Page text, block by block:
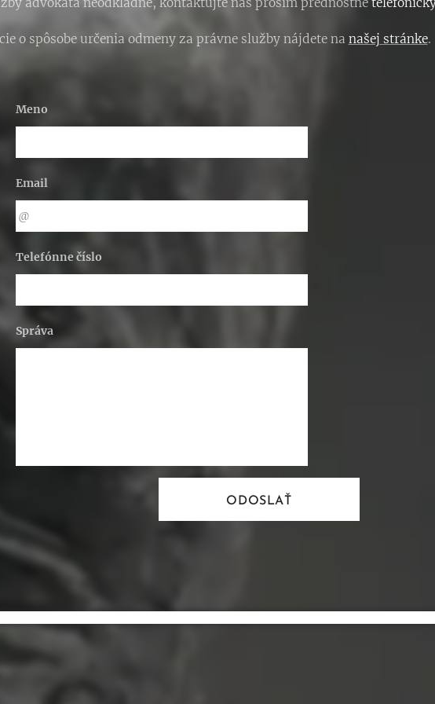
o spôsobe určenia odmeny za právne služby nájdete na našej stránke.
Meno
Email
Telefónne číslo
Správa
ODOSLAŤ